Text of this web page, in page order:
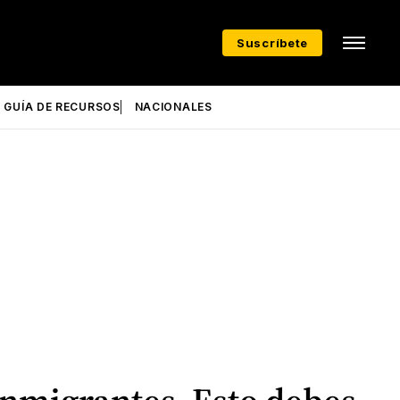
Suscríbete
GUÍA DE RECURSOS NACIONALES